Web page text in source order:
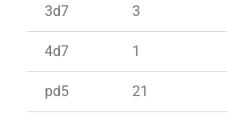
3d7 3
4d7 1
pd5 21